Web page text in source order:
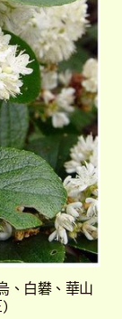
、白礬、華山